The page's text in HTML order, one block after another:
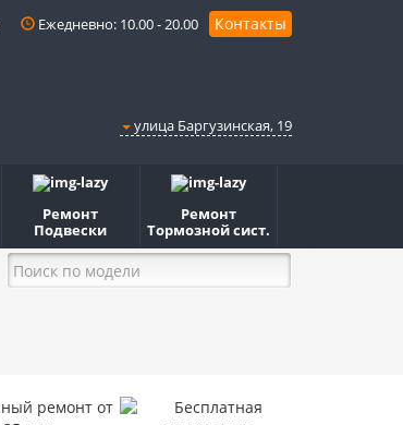
Ежедневно: 10.00 - 20.00 Контакты
улица Баргузинская, 19
Ремонт
Подвески
Ремонт
Тормозной сист.